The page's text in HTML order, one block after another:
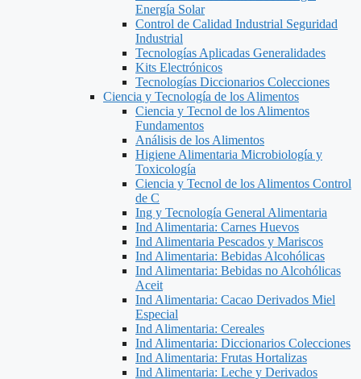
Energía Solar
Control de Calidad Industrial Seguridad
Industrial
Tecnologías Aplicadas Generalidades
Kits Electrónicos
Tecnologías Diccionarios Colecciones
Ciencia y Tecnología de los Alimentos
Ciencia y Tecnol de los Alimentos
Fundamentos
Análisis de los Alimentos
Higiene Alimentaria Microbiología y
Toxicología
Ciencia y Tecnol de los Alimentos Control
de C
Ing y Tecnología General Alimentaria
Ind Alimentaria: Carnes Huevos
Ind Alimentaria Pescados y Mariscos
Ind Alimentaria: Bebidas Alcohólicas
Ind Alimentaria: Bebidas no Alcohólicas
Aceit
Ind Alimentaria: Cacao Derivados Miel
Especial
Ind Alimentaria: Cereales
Ind Alimentaria: Diccionarios Colecciones
Ind Alimentaria: Frutas Hortalizas
Ind Alimentaria: Leche y Derivados